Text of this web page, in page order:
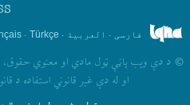
فارسی . العربیة .
Türkçe
.
© د دې ويب پاڼې ټول مادي او معنوي حقوق،
او له دې غير قانوني استفاده د